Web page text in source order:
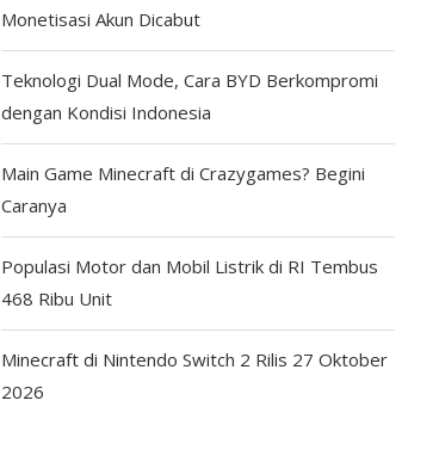
Monetisasi Akun Dicabut
Teknologi Dual Mode, Cara BYD Berkompromi
dengan Kondisi Indonesia
Main Game Minecraft di Crazygames? Begini
Caranya
Populasi Motor dan Mobil Listrik di RI Tembus
468 Ribu Unit
Minecraft di Nintendo Switch 2 Rilis 27 Oktober
2026